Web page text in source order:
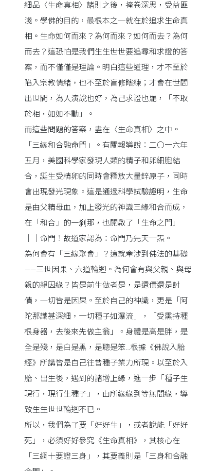
細品〈生命真相〉諸則之後，掩卷深思，受益匪
淺。學佛的目的，最根本之一就在於追求生命真
相。生命如何而來？為何而來？如何而去？為何
而去？這恐怕是我們生生世世要追尋和求證的答
案，而不僅僅是理論。明白這些道理，才不至於
陷入宗教情緒，也不至於盲修瞎練；才會在世間
出世間，為人演說也好，為己求證也罷，「不取
於相，如如不動」。
而這些問題的答案，盡在〈生命真相〉之中。
「三緣和合融命門」。有關報導說：二〇一六年
五月，美國科學家發現人類的精子和卵細胞結
合，誕生受精卵的同時會釋放大量鋅原子，同時
會出現發光現象。這是通過科學試驗證明，生命
是由父精母血，加上發光的神識三緣和合而成，
在「和合」的一刹那，也開啟了「生命之門」
││命門！故道家認為：命門乃先天一炁。
為何會有「三緣聚會」？這就牽涉到佛法的基礎
——三世因果、六道輪迴。為何會有與父親、與母
親的親因緣？皆是前生做者是，是還債還是討
債，一切皆是因果。至於自己的神識，更是「阿
陀那識甚深細，一切種子如瀑流」，「受熏持種
根身器，去後來先做主翁」。身體是高是胖，是
全是殘，是白是黑，是聰是笨…根據《佛說入胎
經》所講皆是自己往昔種子業力所現。以至於入
胎、出生後，遇到的諸增上緣，進一步「種子生
現行，現行生種子」，由所緣緣到等無間緣，導
致生生世世輪迴不已。
所以，我們為了要「好好生」，或者說能「好好
死」，必須好好參究《生命真相》，其核心在
「三綱十要證三身」，其要義則是「三身和合融